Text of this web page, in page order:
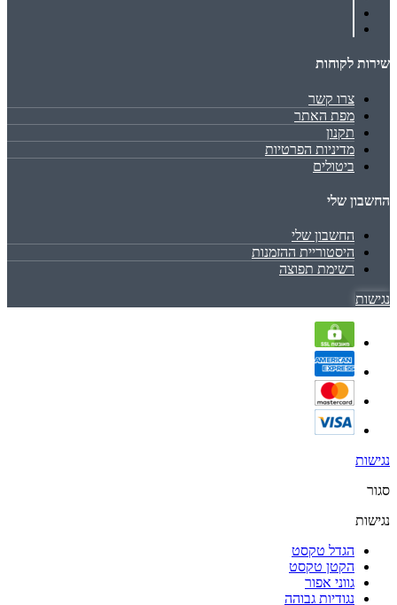
שירות לקוחות
צרו קשר
מפת האתר
תקנון
מדיניות הפרטיות
ביטולים
החשבון שלי
החשבון שלי
היסטוריית ההזמנות
רשימת תפוצה
נגישות
נגישות
סגור
נגישות
הגדל טקסט
הקטן טקסט
גווני אפור
נגודיות גבוהה